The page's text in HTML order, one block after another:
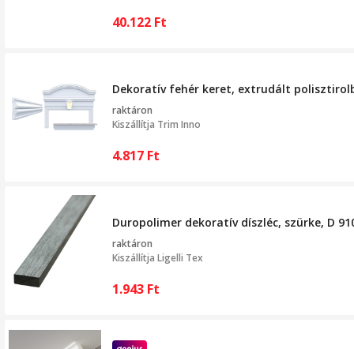
40.122 Ft
Dekoratív fehér keret, extrudált
raktáron
Kiszállítja Trim Inno
4.817 Ft
Duropolimer dekoratív díszléc, szürke, D
raktáron
Kiszállítja Ligelli Tex
1.943 Ft